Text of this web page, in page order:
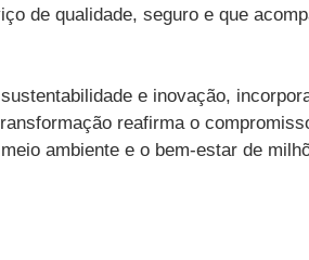
de qualidade, seguro e que
e inovação,
reafirma o
ambiente e o bem-estar de